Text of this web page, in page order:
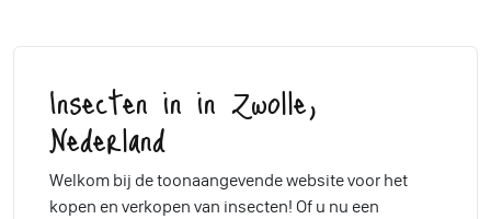
Insecten in in Zwolle,
Nederland
Welkom bij de toonaangevende website voor het
kopen en verkopen van insecten! Of u nu een